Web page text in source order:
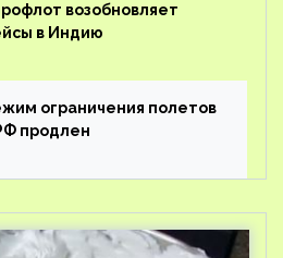
возобновляет
в Индию
ограничения полетов
продлен